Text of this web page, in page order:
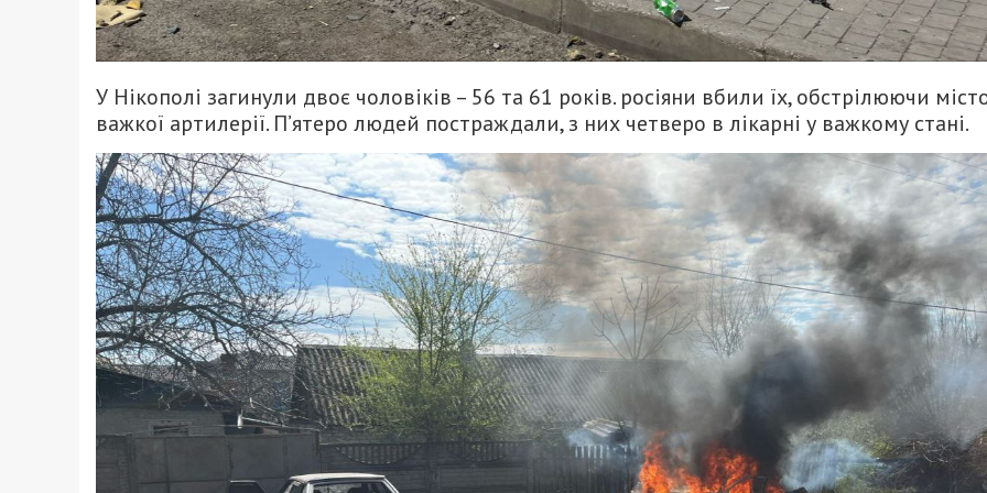
У Нікополі загинули двоє чоловіків – 56 та 61 років. росіяни вбили їх, обстрілюючи
важкої артилерії. П’ятеро людей постраждали, з них четверо в лікарні у важкому стані.